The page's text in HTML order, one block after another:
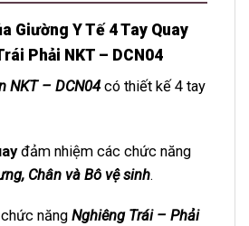
Giường Y Tế 4 Tay Quay
Phải NKT – DCN04
NKT – DCN04có thiết kế 4 tay
đảm nhiệm các chức năng
Chân và Bô vệ sinh.
năng Nghiêng Trái – Phải